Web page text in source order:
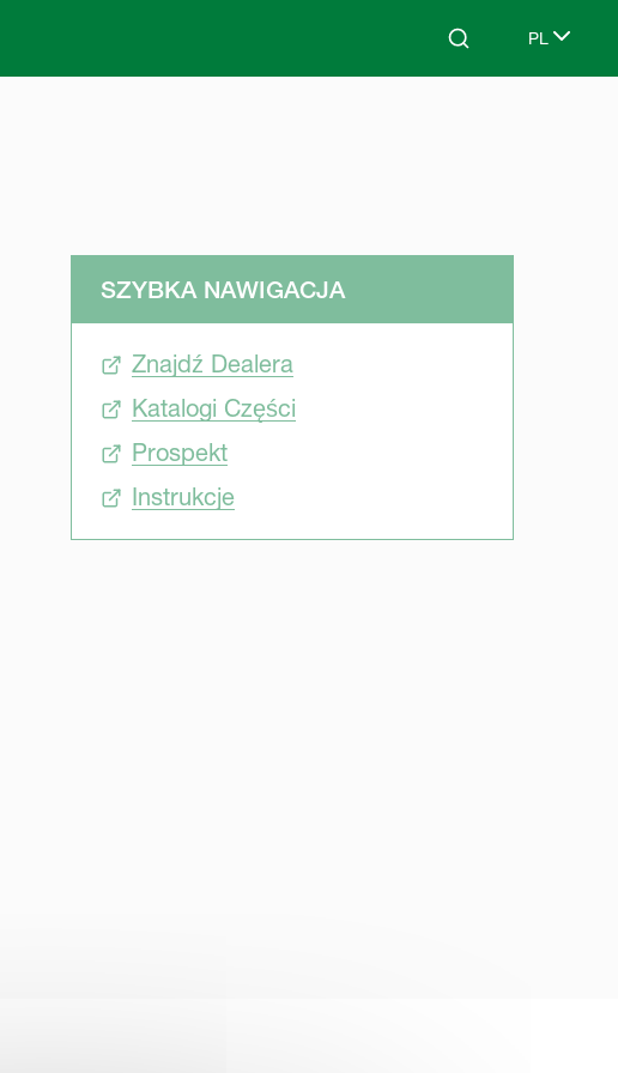
Search PL
Select
SZYBKA NAWIGACJA
Znajdź Dealera
Katalogi Części
Prospekt
Instrukcje